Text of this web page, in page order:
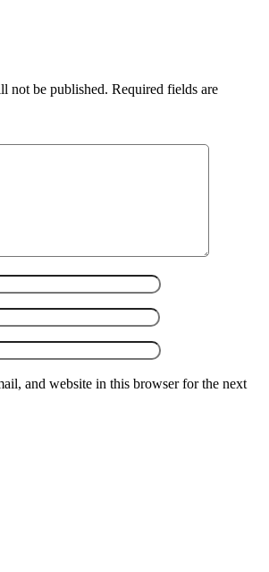
not be published. Required fields are
and website in this browser for the next